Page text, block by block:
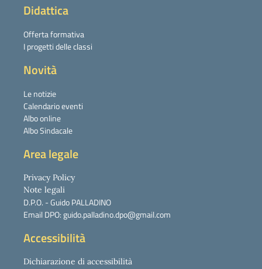
Didattica
Offerta formativa
I progetti delle classi
Novità
Le notizie
Calendario eventi
Albo online
Albo Sindacale
Area legale
Privacy Policy
Note legali
D.P.O. - Guido PALLADINO
Email DPO: guido.palladino.dpo@gmail.com
Accessibilità
Dichiarazione di accessibilità